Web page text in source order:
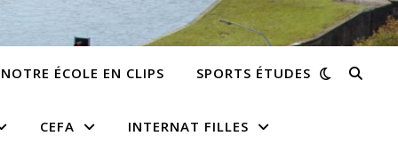
NOTRE ÉCOLE EN CLIPS SPORTS ÉTUDES
CEFA INTERNAT FILLES